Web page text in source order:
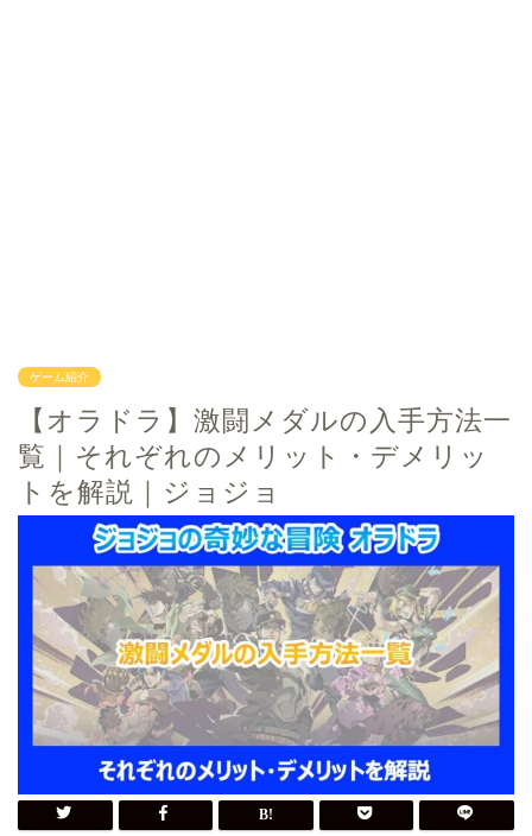
ゲーム紹介
【オラドラ】激闘メダルの入手方法一
覧｜それぞれのメリット・デメリッ
トを解説｜ジョジョ